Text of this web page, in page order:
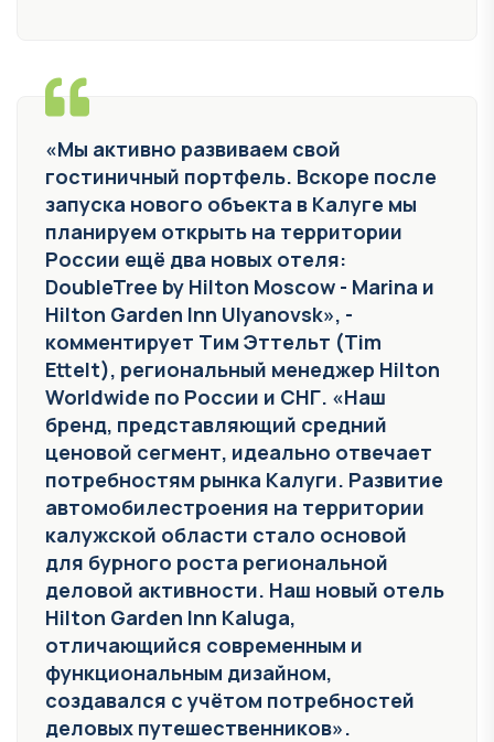
«Мы активно развиваем свой
гостиничный портфель. Вскоре после
запуска нового объекта в Калуге мы
планируем открыть на территории
России ещё два новых отеля:
DoubleTree by Hilton Moscow - Marina и
Hilton Garden Inn Ulyanovsk», -
комментирует Тим Эттельт (Tim
Ettelt), региональный менеджер Hilton
Worldwide по России и СНГ. «Наш
бренд, представляющий средний
ценовой сегмент, идеально отвечает
потребностям рынка Калуги. Развитие
автомобилестроения на территории
калужской области стало основой
для бурного роста региональной
деловой активности. Наш новый отель
Hilton Garden Inn Kaluga,
отличающийся современным и
функциональным дизайном,
создавался с учётом потребностей
деловых путешественников».